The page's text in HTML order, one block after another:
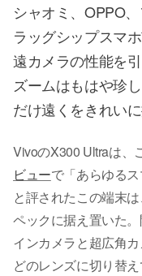
シャオミ、OPPO
ラッグシップスマ
遠カメラの性能を
ズームはもはや珍
だけ遠くをきれい
VivoのX300 Ultraは、
ビューで「あらゆる
と評されたこの端末
ペックに据え置いた
インカメラと超広角
どのレンズに切り替